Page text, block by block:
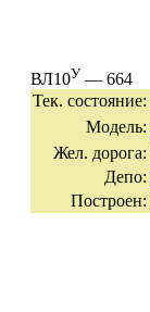
ВЛ10У — 664
Тек. состояние:
Модель:
Жел. дорога:
Депо:
Построен: